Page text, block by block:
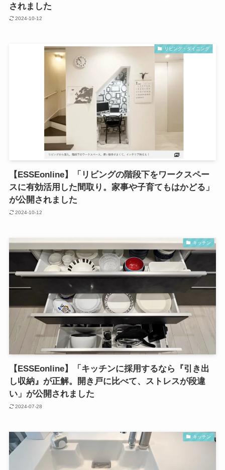
されました
2024-10-12
リビング・ダイニング
【ESSEonline】「リビングの階段下をワークスペー
スに有効活用した間取り。家事や子育てもはかどる」
が公開されました
2024-10-12
キッチン
【ESSEonline】「キッチンに採用するなら『引き出
し収納』が正解。開き戸に比べて、ストレスが段違
い」が公開されました
2024-07-28
キッチン